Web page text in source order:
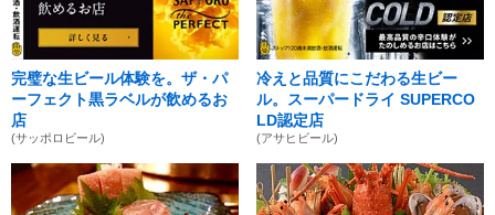
完璧な生ビール体験を。ザ・パ
ーフェクト黒ラベルが飲めるお
店
(サッポロビール)
冷えと品質にこだわる生ビー
ル。スーパードライ SUPERCO
LD認定店
(アサヒビール)